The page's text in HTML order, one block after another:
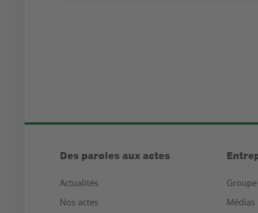
Des paroles aux actes
Actualités
Nos actes
Médias